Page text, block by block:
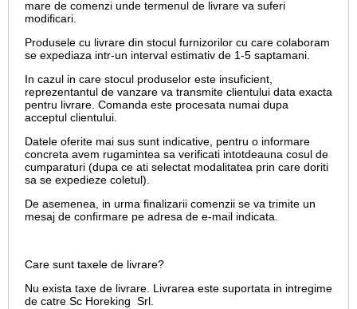
mare de comenzi unde termenul de livrare va suferi
modificari.
Produsele cu livrare din stocul furnizorilor cu care colaboram
se expediaza intr-un interval estimativ de 1-5 saptamani.
In cazul in care stocul produselor este insuficient,
reprezentantul de vanzare va transmite clientului data exacta
pentru livrare. Comanda este procesata numai dupa
acceptul clientului.
Datele oferite mai sus sunt indicative, pentru o informare
concreta avem rugamintea sa verificati intotdeauna cosul de
cumparaturi (dupa ce ati selectat modalitatea prin care doriti
sa se expedieze coletul).
De asemenea, in urma finalizarii comenzii se va trimite un
mesaj de confirmare pe adresa de e-mail indicata.
Care sunt taxele de livrare?
Nu exista taxe de livrare. Livrarea este suportata in intregime
de catre Sc Horeking Srl.